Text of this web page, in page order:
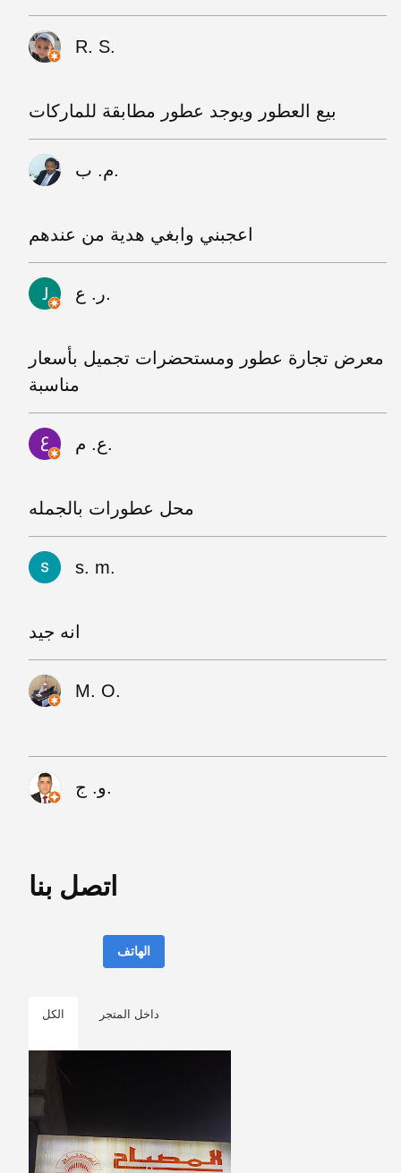
R. S.
بيع العطور ويوجد عطور مطابقة للماركات
م. ب.
اعجبني وابغي هدية من عندهم
ر. ع.
معرض تجارة عطور ومستحضرات تجميل بأسعار
مناسبة
ع. م.
محل عطورات بالجمله
s. m.
انه جيد
M. O.
و. ج.
اتصل بنا
الهاتف
الكل داخل المتجر